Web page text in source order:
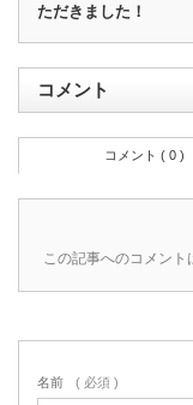
ただきました！
コメント
コメント ( 0 )
この記事へのコメント
名前 ( 必須 )